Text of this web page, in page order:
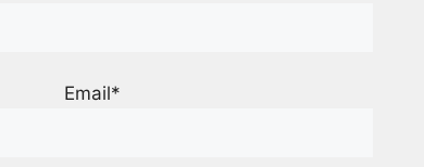
Email*